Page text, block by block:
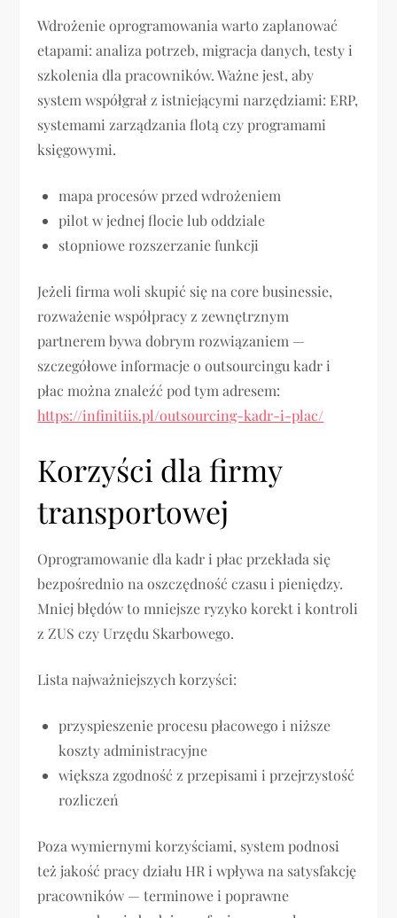
Wdrożenie oprogramowania warto zaplanować
etapami: analiza potrzeb, migracja danych, testy i
szkolenia dla pracowników. Ważne jest, aby
system współgrał z istniejącymi narzędziami: ERP,
systemami zarządzania flotą czy programami
księgowymi.
mapa procesów przed wdrożeniem
pilot w jednej flocie lub oddziale
stopniowe rozszerzanie funkcji
Jeżeli firma woli skupić się na core businessie,
rozważenie współpracy z zewnętrznym
partnerem bywa dobrym rozwiązaniem —
szczegółowe informacje o outsourcingu kadr i
płac można znaleźć pod tym adresem:
https://infinitiis.pl/outsourcing-kadr-i-plac/
Korzyści dla firmy
transportowej
Oprogramowanie dla kadr i płac przekłada się
bezpośrednio na oszczędność czasu i pieniędzy.
Mniej błędów to mniejsze ryzyko korekt i kontroli
z ZUS czy Urzędu Skarbowego.
Lista najważniejszych korzyści:
przyspieszenie procesu płacowego i niższe
koszty administracyjne
większa zgodność z przepisami i przejrzystość
rozliczeń
Poza wymiernymi korzyściami, system podnosi
też jakość pracy działu HR i wpływa na satysfakcję
pracowników — terminowe i poprawne